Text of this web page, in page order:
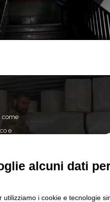
come
e
dei
alcuni dati
i cookie e tecnologie